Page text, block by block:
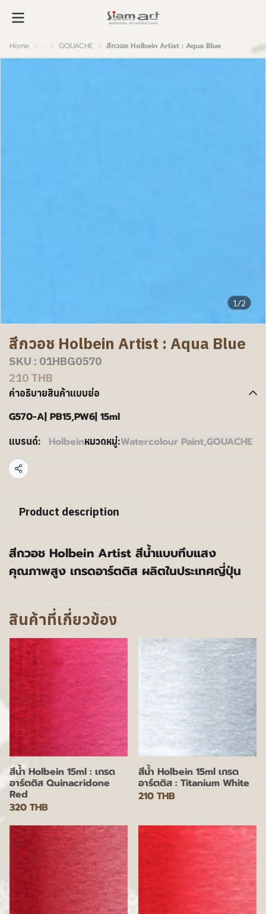
Home ... GOUACHE สีกวอช Holbein Artist : Aqua Blue
1/2
สีกวอช Holbein Artist : Aqua Blue
SKU : 01HBG0570
210 THB
คำอธิบายสินค้าแบบย่อ
G570-A| PB15,PW6| 15ml
แบรนด์: Holbeinหมวดหมู่:Watercolour Paint,GOUACHE
แชร์
Product description
สีกวอช Holbein Artist สีน้ำแบบทึบแสง
คุณภาพสูง เกรดอาร์ตติส ผลิตในประเทศญี่ปุ่น
สินค้าที่เกี่ยวข้อง
สีน้ำ Holbein 15ml : เกรด
อาร์ตติส Quinacridone
Red
320 THB
สีน้ำ Holbein 15ml เกรด
อาร์ตติส : Titanium White
210 THB